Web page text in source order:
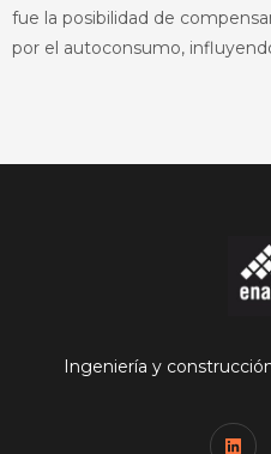
fue la posibilidad de
por el autoconsumo,
Ingeniería y